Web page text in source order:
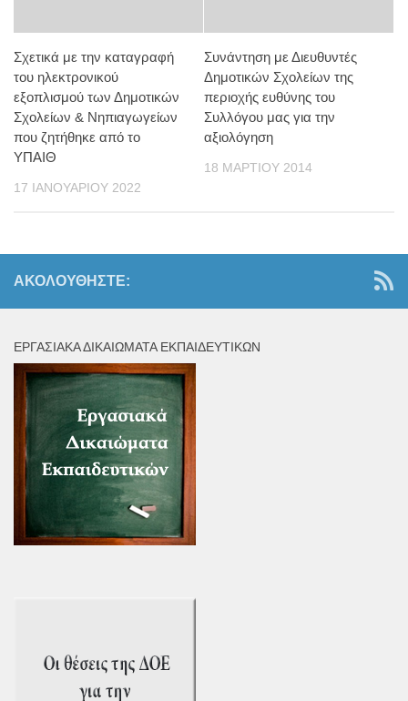
Σχετικά με την καταγραφή
του ηλεκτρονικού
εξοπλισμού των Δημοτικών
Σχολείων & Νηπιαγωγείων
που ζητήθηκε από το
ΥΠΑΙΘ
17 ΙΑΝΟΥΑΡΊΟΥ 2022
Συνάντηση με Διευθυντές
Δημοτικών Σχολείων της
περιοχής ευθύνης του
Συλλόγου μας για την
αξιολόγηση
18 ΜΑΡΤΊΟΥ 2014
ΑΚΟΛΟΥΘΉΣΤΕ:
ΕΡΓΑΣΙΑΚΆ ΔΙΚΑΙΏΜΑΤΑ ΕΚΠΑΙΔΕΥΤΙΚΏΝ